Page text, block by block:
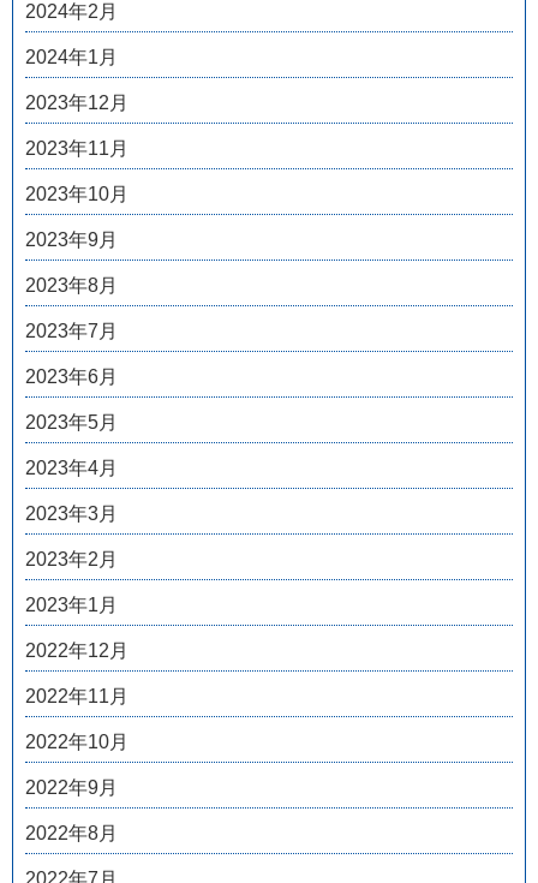
2024年2月
2024年1月
2023年12月
2023年11月
2023年10月
2023年9月
2023年8月
2023年7月
2023年6月
2023年5月
2023年4月
2023年3月
2023年2月
2023年1月
2022年12月
2022年11月
2022年10月
2022年9月
2022年8月